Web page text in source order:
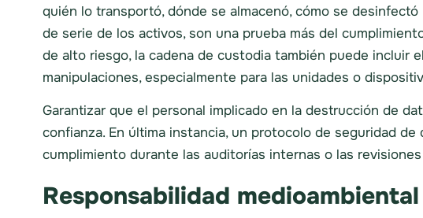
quién lo transportó, dónde se almacenó, cómo se
de serie de los activos, son una prueba más del
de alto riesgo, la cadena de custodia también puede incluir
manipulaciones, especialmente para las unidades o
Garantizar que el personal implicado en la destrucción de
confianza. En última instancia, un protocolo de seguridad
cumplimiento durante las auditorías internas o las
Responsabilidad